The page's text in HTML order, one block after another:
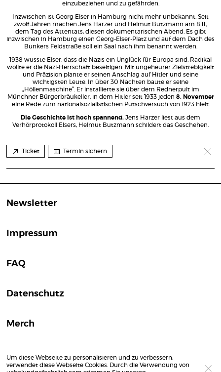
einzubeziehen und zu gefährden.
Inzwischen ist Georg Elser in Hamburg nicht mehr unbekannt. Seit
zwölf Jahren machen Jens Harzer und Helmut Butzmann am 8.11.,
dem Tag des Attentats, diesen dokumentarischen Abend. Es gibt
inzwischen in Hamburg einen Georg-Elser-Platz und auf dem Dach des
Bunkers Feldstraße soll ein Saal nach ihm benannt werden.
1938 wusste Elser, dass die Nazis ein Unglück für Europa sind. Radikal
wollte er die Nazi-Herrschaft beseitigen. Mit ungeheurer Zielstrebigkeit
und Präzision plante er seinen Anschlag auf Hitler und seine
wichtigsten Leute. In über 30 Nächten baute er seine
„Höllenmaschine“. Er installierte sie über dem Rednerpult im
Münchner Bürgerbräukeller, in dem Hitler seit 1933 jeden 8. November
eine Rede zum nationalsozialistischen Putschversuch von 1923 hielt.
Die Geschichte ist hoch spannend. Jens Harzer liest aus dem
Verhörprotokoll Elsers, Helmut Butzmann schildert das Geschehen.
Ticket Termin sichern
Newsletter
Impressum
FAQ
Datenschutz
Merch
Um diese Webseite zu personalisieren und zu verbessern,
verwendet diese Webseite Cookies. Durch die Verwendung von